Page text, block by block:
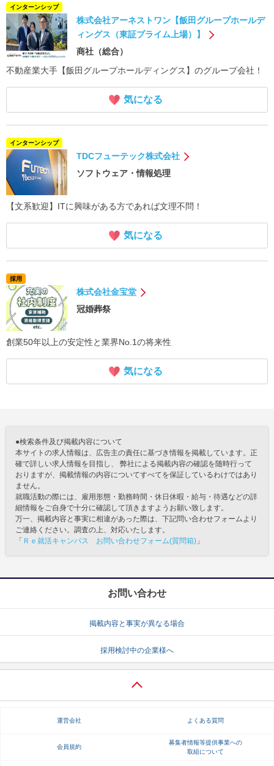
インターンシップ
株式会社アーネストワン【飯田グループホールデ
ィングス（東証プライム上場）】
商社（総合）
不動産業大手【飯田グループホールディングス】のグループ会社！
気になる
インターンシップ
TDCフューテック株式会社
ソフトウェア・情報処理
【文系歓迎】ITに興味がある方であれば文理不問！
気になる
採用
株式会社金宝堂
冠婚葬祭
創業50年以上の安定性と業界No.1の将来性
気になる
●検索条件及び掲載内容について
本サイトの求人情報は、広告主の責任に基づき情報を掲載しています。正
確で詳しい求人情報を目指し、 弊社による掲載内容の確認を随時行って
おりますが、掲載情報の内容についてすべてを保証しているわけではあり
ません。
就職活動の際には、雇用形態・勤務時間・休日休暇・給与・待遇などの詳
細情報をご自身で十分に確認して頂きますようお願い致します。
万一、掲載内容と事実に相違があった際は、下記問い合わせフォームより
ご連絡ください。調査の上、対応いたします。
「 Ｒｅ就活キャンパス お問い合わせフォーム(質問箱) 」
お問い合わせ
掲載内容と事実が異なる場合
採用検討中の企業様へ
運営会社 よくある質問
会員規約
募集者情報等提供事業への
取組について